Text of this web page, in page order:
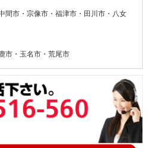
間市・宗像市・福津市・田川市・八女
市・玉名市・荒尾市